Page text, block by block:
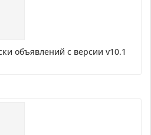
объявлений с версии v10.1